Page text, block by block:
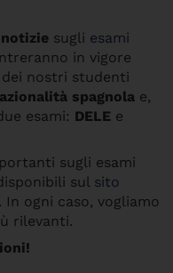
notizie sugli esami
in vigore
nostri studenti
spagnola e,
esami: DELE e
sugli esami
sul sito
. In ogni caso, vogliamo
rilevanti.